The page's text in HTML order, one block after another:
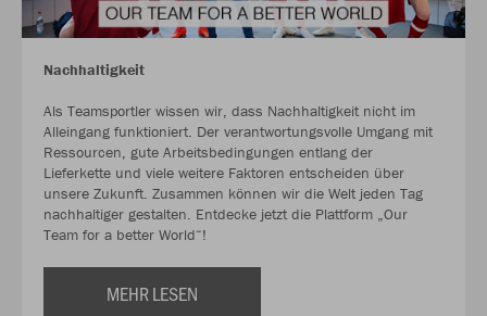
Nachhaltigkeit
Als Teamsportler wissen wir, dass Nachhaltigkeit nicht im
Alleingang funktioniert. Der verantwortungsvolle Umgang mit
Ressourcen, gute Arbeitsbedingungen entlang der
Lieferkette und viele weitere Faktoren entscheiden über
unsere Zukunft. Zusammen können wir die Welt jeden Tag
nachhaltiger gestalten. Entdecke jetzt die Plattform „Our
Team for a better World“!
MEHR LESEN